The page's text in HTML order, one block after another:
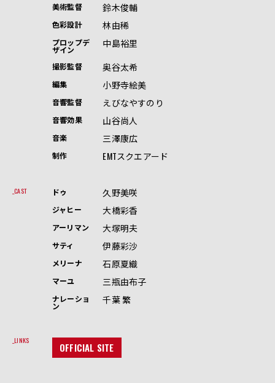
美術監督 鈴木俊輔
色彩設計 林由稀
プロップデ
ザイン
中島裕里
撮影監督 奥谷太希
編集 小野寺絵美
音響監督 えびなやすのり
音響効果 山谷尚人
音楽 三澤康広
制作 EMTスクエアード
CAST ドゥ 久野美咲
ジャヒー 大橋彩香
アーリマン 大塚明夫
サティ 伊藤彩沙
メリーナ 石原夏織
マーユ 三瓶由布子
ナレーショ
ン
千葉 繁
LINKS
OFFICIAL SITE